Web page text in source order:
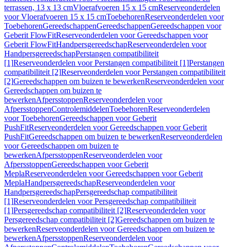
terrassen, 13 x 13 cmVloerafvoeren 15 x 15 cmReserveonderdelen
voor Vloerafvoeren 15 x 15 cmToebehorenReserveonderdelen voor
ToebehorenGereedschappenGereedschappenGereedschappen voor
Geberit FlowFitReserveonderdelen voor Gereedschappen voor
Geberit FlowFitHandpersgereedschapReserveonderdelen voor
HandpersgereedschapPerstangen compatibiliteit
[1]Reserveonderdelen voor Perstangen compatibiliteit [1]Perstangen
compatibiliteit [2]Reserveonderdelen voor Perstangen compatibiliteit
[2]Gereedschappen om buizen te bewerkenReserveonderdelen voor
Gereedschappen om buizen te
bewerkenAfpersstoppenReserveonderdelen voor
AfpersstoppenControlemiddelenToebehorenReserveonderdelen
voor ToebehorenGereedschappen voor Geberit
PushFitReserveonderdelen voor Gereedschappen voor Geberit
PushFitGereedschappen om buizen te bewerkenReserveonderdelen
voor Gereedschappen om buizen te
bewerkenAfpersstoppenReserveonderdelen voor
AfpersstoppenGereedschappen voor Geberit
MeplaReserveonderdelen voor Gereedschappen voor Geberit
MeplaHandpersgereedschapReserveonderdelen voor
HandpersgereedschapPersgereedschap compatibiliteit
[1]Reserveonderdelen voor Persgereedschap compatibiliteit
[1]Persgereedschap compatibiliteit [2]Reserveonderdelen voor
Persgereedschap compatibiliteit [2]Gereedschappen om buizen te
bewerkenReserveonderdelen voor Gereedschappen om buizen te
bewerkenAfpersstoppenReserveonderdelen voor